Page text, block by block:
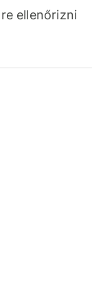
ellenőrizni